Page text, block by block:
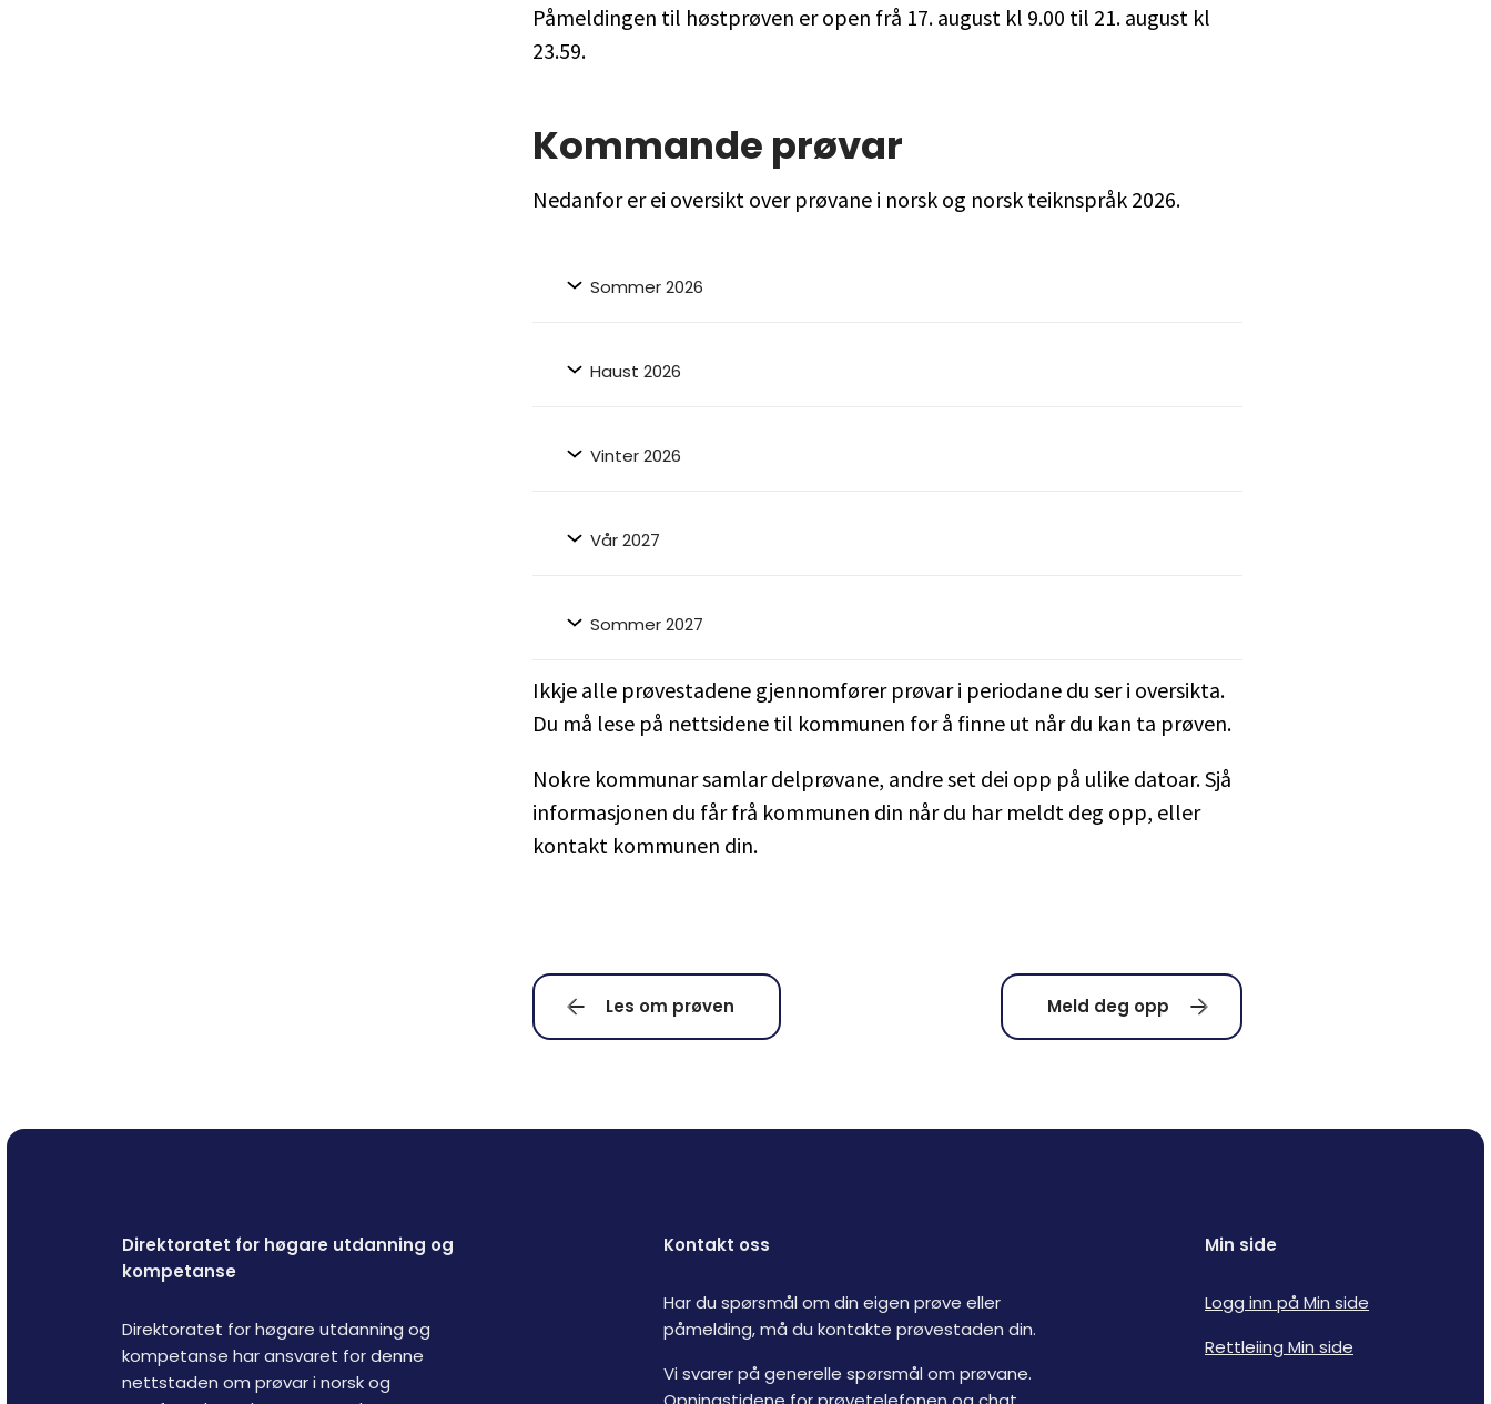
Påmeldingen til høstprøven er open frå 17. august kl 9.00 til 21. august kl
23.59.
Kommande prøvar
Nedanfor er ei oversikt over prøvane i norsk og norsk teiknspråk 2026.
Sommer 2026
Haust 2026
Vinter 2026
Vår 2027
Sommer 2027
Ikkje alle prøvestadene gjennomfører prøvar i periodane du ser i oversikta.
Du må lese på nettsidene til kommunen for å finne ut når du kan ta prøven.
Nokre kommunar samlar delprøvane, andre set dei opp på ulike datoar. Sjå
informasjonen du får frå kommunen din når du har meldt deg opp, eller
kontakt kommunen din.
Les om prøven Meld deg opp
Direktoratet for høgare utdanning og
kompetanse
Direktoratet for høgare utdanning og
kompetanse har ansvaret for denne
nettstaden om prøvar i norsk og
Kontakt oss
Har du spørsmål om din eigen prøve eller
påmelding, må du kontakte prøvestaden din.
Vi svarer på generelle spørsmål om prøvane.
Min side
Logg inn på Min side
Rettleiing Min side